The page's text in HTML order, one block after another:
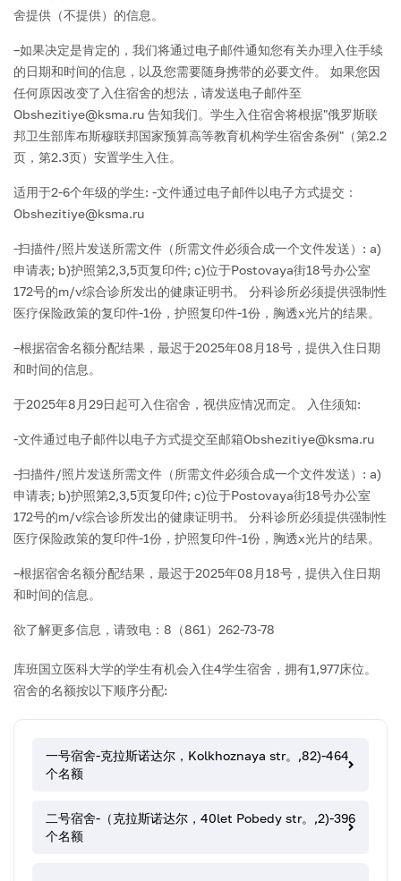
舍提供（不提供）的信息。
–如果决定是肯定的，我们将通过电子邮件通知您有关办理入住手续
的日期和时间的信息，以及您需要随身携带的必要文件。 如果您因
任何原因改变了入住宿舍的想法，请发送电子邮件至
Obshezitiye@ksma.ru 告知我们。学生入住宿舍将根据"俄罗斯联
邦卫生部库布斯穆联邦国家预算高等教育机构学生宿舍条例"（第2.2
页，第2.3页）安置学生入住。
适用于2-6个年级的学生: -文件通过电子邮件以电子方式提交：
Obshezitiye@ksma.ru
-扫描件/照片发送所需文件（所需文件必须合成一个文件发送）: a)
申请表; b)护照第2,3,5页复印件; c)位于Postovaya街18号办公室
172号的m/v综合诊所发出的健康证明书。 分科诊所必须提供强制性
医疗保险政策的复印件-1份，护照复印件-1份，胸透x光片的结果。
–根据宿舍名额分配结果，最迟于2025年08月18号，提供入住日期
和时间的信息。
于2025年8月29日起可入住宿舍，视供应情况而定。 入住须知:
-文件通过电子邮件以电子方式提交至邮箱Obshezitiye@ksma.ru
-扫描件/照片发送所需文件（所需文件必须合成一个文件发送）: a)
申请表; b)护照第2,3,5页复印件; c)位于Postovaya街18号办公室
172号的m/v综合诊所发出的健康证明书。 分科诊所必须提供强制性
医疗保险政策的复印件-1份，护照复印件-1份，胸透x光片的结果。
–根据宿舍名额分配结果，最迟于2025年08月18号，提供入住日期
和时间的信息。
欲了解更多信息，请致电：8（861）262-73-78
库班国立医科大学的学生有机会入住4学生宿舍，拥有1,977床位。
宿舍的名额按以下顺序分配:
一号宿舍-克拉斯诺达尔，Kolkhoznaya str。,82)-464
个名额
二号宿舍-（克拉斯诺达尔，40let Pobedy str。,2)-396
个名额